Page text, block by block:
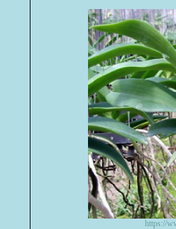
https://